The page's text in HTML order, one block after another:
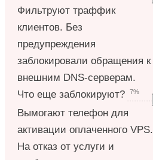
Фильтруют траффик
клиентов. Без
предупреждения
заблокировали обращения к
внешним DNS-серверам.
Что еще заблокируют?
7%
Вымогают телефон для
активации оплаченного VPS.
На отказ от услуги и